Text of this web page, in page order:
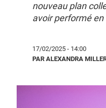
nouveau plan
avoir performé en
17/02/2025 - 14:00
PAR ALEXANDRA